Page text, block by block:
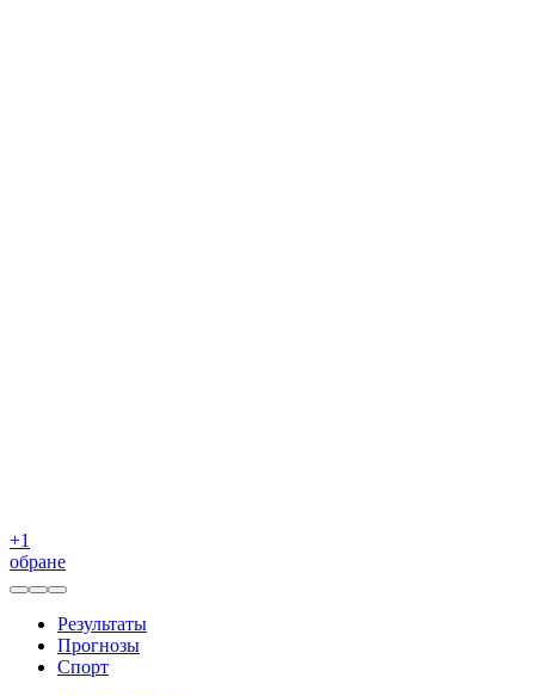
+1
обране
Результаты
Прогнозы
Спорт